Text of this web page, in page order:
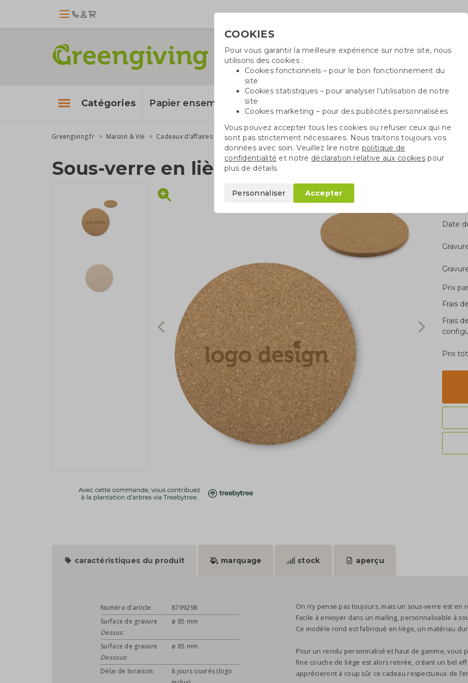
Besoin
Catégories Papier ensemencé Sacs en coton
Greengiving.fr Maison & Vie Cadeaux d’affaires pour la cuisine Autres articles de cuisine Sous-verre en liège
Sous-verre en liège
Date
Prix
Frais
Frais de
Prix
caractéristiques du produit marquage stock aperçu
Numéro d’article:
8799298
Surface de gravure
Dessus:
ø 85 mm
Surface de gravure
Dessous:
ø 85 mm
Délai de livraison:
8 jours ouvrés (logo
On n’y pense pas toujours, mais un sous-verre est
Facile à envoyer dans un mailing, personnalisable à
Ce modèle rond est fabriqué en liège, un matériau
Pour un rendu personnalisé et haut de gamme, vous
fine couche de liège est alors retirée, créant un bel
apprécieront à coup sûr ce cadeau respectueux de
COOKIES
Pour vous garantir la meilleure expérience sur notre site, nous
utilisons des cookies :
Cookies fonctionnels – pour le bon fonctionnement du
site
Cookies statistiques – pour analyser l’utilisation de notre
site
Cookies marketing – pour des publicités personnalisées
Vous pouvez accepter tous les cookies ou refuser ceux qui ne
sont pas strictement nécessaires. Nous traitons toujours vos
données avec soin. Veuillez lire notre politique de
confidentialité et notre déclaration relative aux cookiespour
plus de détails.
Personnaliser Accepter